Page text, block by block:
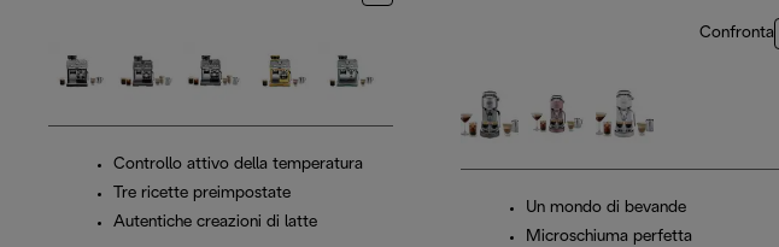
Controllo attivo della temperatura
Tre ricette preimpostate
Autentiche creazioni di latte
Confronta
Un mondo di bevande
Microschiuma perfetta